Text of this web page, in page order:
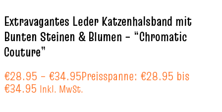
Extravagantes Leder Katzenhalsband mit
Bunten Steinen & Blumen – “Chromatic
Couture”
€28.95 – €34.95Preisspanne: €28.95 bis
€34.95 Inkl. MwSt.